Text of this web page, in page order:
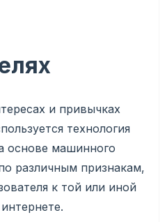
и привычках
технология
основе машинного
различным признакам,
к той или иной